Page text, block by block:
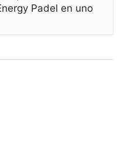
Padel en uno